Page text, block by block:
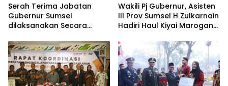
Serah Terima Jabatan
Gubernur Sumsel
dilaksanakan Secara
Wakili Pj Gubernur, Asisten
III Prov Sumsel H Zulkarnain
Hadiri Haul Kiyai Marogan